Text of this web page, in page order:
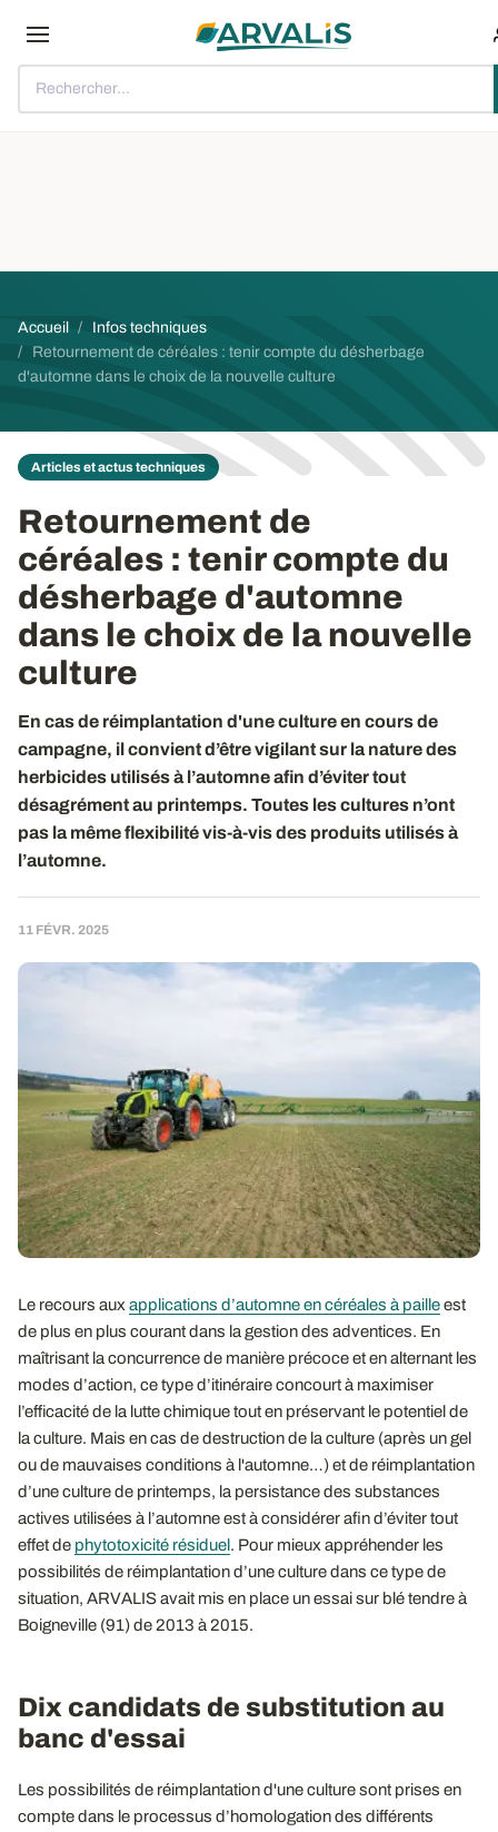
Rechercher...
Fil d'Ariane
Accueil
Infos techniques
Retournement de céréales : tenir compte du désherbage
d'automne dans le choix de la nouvelle culture
Articles et actus techniques
Retournement de
céréales : tenir compte du
désherbage d'automne
dans le choix de la nouvelle
culture
En cas de réimplantation d'une culture en cours de
campagne, il convient d’être vigilant sur la nature des
herbicides utilisés à l’automne afin d’éviter tout
désagrément au printemps. Toutes les cultures n’ont
pas la même flexibilité vis-à-vis des produits utilisés à
l’automne.
11 FÉVR. 2025
Le recours aux applications d’automne en céréales à pailleest
de plus en plus courant dans la gestion des adventices. En
maîtrisant la concurrence de manière précoce et en alternant les
modes d’action, ce type d’itinéraire concourt à maximiser
l’efficacité de la lutte chimique tout en préservant le potentiel de
la culture. Mais en cas de destruction de la culture (après un gel
ou de mauvaises conditions à l'automne…) et de réimplantation
d’une culture de printemps, la persistance des substances
actives utilisées à l’automne est à considérer afin d’éviter tout
effet de phytotoxicité résiduel. Pour mieux appréhender les
possibilités de réimplantation d’une culture dans ce type de
situation, ARVALIS avait mis en place un essai sur blé tendre à
Boigneville (91) de 2013 à 2015.
Dix candidats de substitution au
banc d'essai
Les possibilités de réimplantation d'une culture sont prises en
compte dans le processus d’homologation des différents